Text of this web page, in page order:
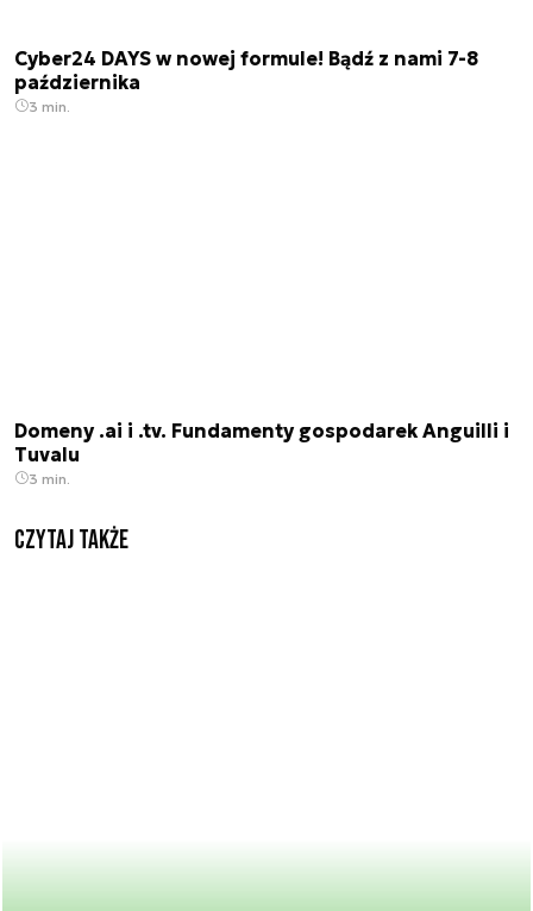
Cyber24 DAYS w nowej formule! Bądź z nami 7-8
października
3 min.
Domeny .ai i .tv. Fundamenty gospodarek Anguilli i
Tuvalu
3 min.
Czytaj także